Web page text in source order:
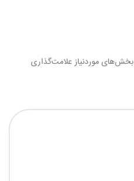
بخش‌های موردنیاز علامت‌گذاری